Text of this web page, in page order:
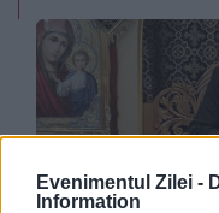
Evenimentul Zilei -
Information